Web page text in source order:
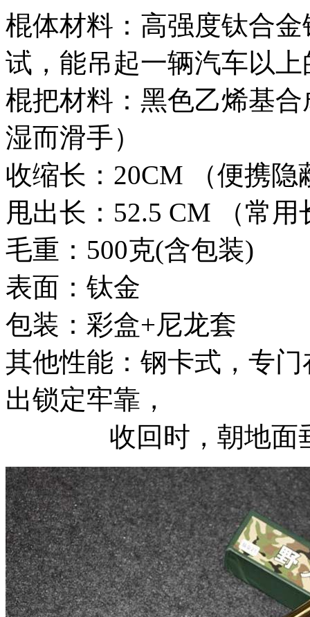
棍体材料：高强度钛合
试，能吊起一辆汽车以
棍把材料：黑色乙烯基
湿而滑手）
收缩长：20CM （便携隐
甩出长：52.5 CM （常用
毛重：500克(含包装)
表面：钛金
包装：彩盒+尼龙套
其他性能：钢卡式，专
出锁定牢靠，
收回时，朝地面垂